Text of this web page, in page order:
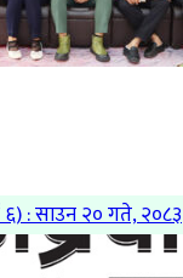
६) : साउन २० गते, २०८३